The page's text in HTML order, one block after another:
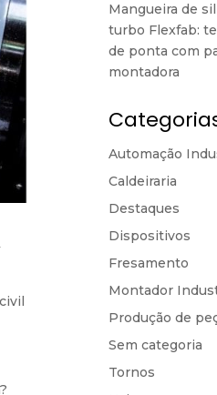
Mangueira de
turbo Flexfab:
de ponta com
montadora
Automação
Caldeiraria
Destaques
Dispositivos
Fresamento
Montador
Produção de
Sem categoria
Tornos